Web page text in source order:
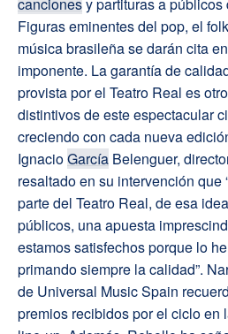
Figuras eminentes del pop, el
música brasileña se darán cita
imponente. La garantía de
provista por el Teatro Real es
distintivos de este espectacular
creciendo con cada nueva
IgnacioGarcía Belenguer,
resaltado en su intervención que
parte del Teatro Real, de esa
públicos, una apuesta
estamos satisfechos porque lo
primando siempre la calidad”.
de Universal Music Spain
premios recibidos por el ciclo en